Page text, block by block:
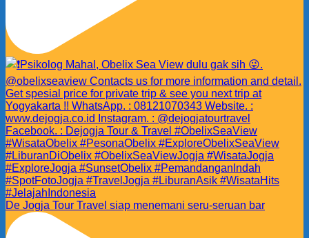
De Jogja Tour Travel siap menemani seru-seruan bar